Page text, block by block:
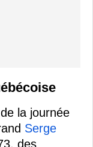
la journée
Serge
des